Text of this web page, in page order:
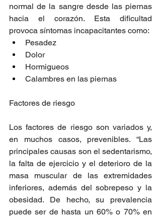
normal de la sangre desde las piernas
hacia el corazón. Esta dificultad
provoca síntomas incapacitantes como:
Pesadez
Dolor
Hormigueos
Calambres en las piernas
Factores de riesgo
Los factores de riesgo son variados y,
en muchos casos, prevenibles. “Las
principales causas son el sedentarismo,
la falta de ejercicio y el deterioro de la
masa muscular de las extremidades
inferiores, además del sobrepeso y la
obesidad. De hecho, su prevalencia
puede ser de hasta un 60% o 70% en